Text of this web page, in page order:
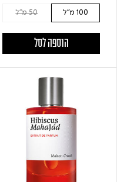
100 מ"ל 50 מ"ל
הוספה לסל